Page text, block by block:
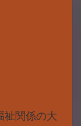
祉関係の大